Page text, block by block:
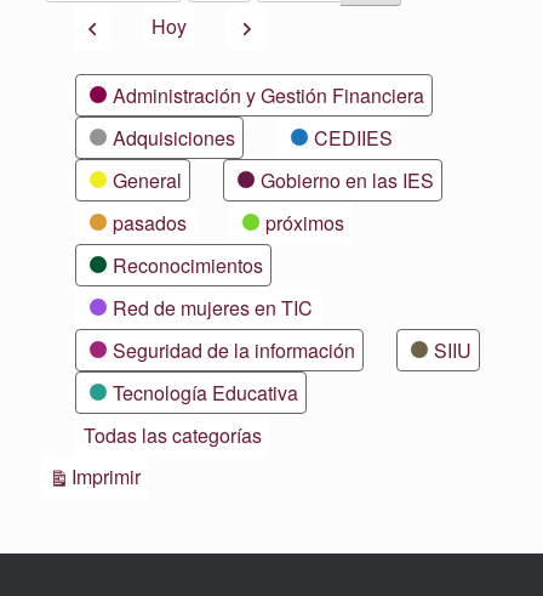
AnteriorHoy Siguiente
CategoríasAdministración y Gestión Financiera
Adquisiciones
CEDIIES
General
Gobierno en las IES
pasados
próximos
Reconocimientos
Red de mujeres en TIC
Seguridad de la información
SIIU
Tecnología Educativa
Todas las categorías
ImprimirVistas